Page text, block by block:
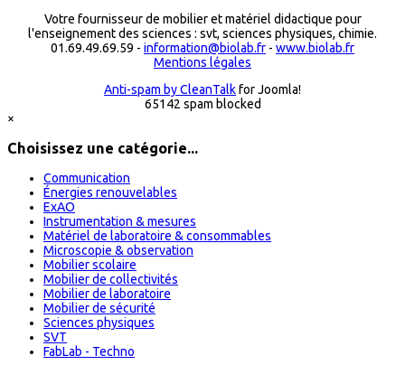
Votre fournisseur de mobilier et matériel didactique pour
l'enseignement des sciences : svt, sciences physiques, chimie.
01.69.49.69.59 - information@biolab.fr - www.biolab.fr
Mentions légales
Anti-spam by CleanTalkfor Joomla!
65142 spam blocked
×
Choisissez une catégorie...
Communication
Énergies renouvelables
ExAO
Instrumentation & mesures
Matériel de laboratoire & consommables
Microscopie & observation
Mobilier scolaire
Mobilier de collectivités
Mobilier de laboratoire
Mobilier de sécurité
Sciences physiques
SVT
FabLab - Techno